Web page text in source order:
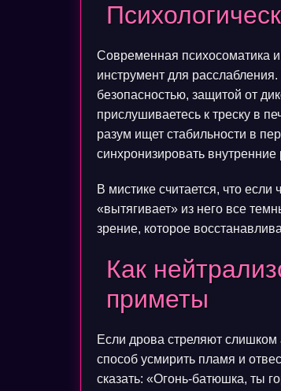
Современная психосоматика и
инструмент для
безопасностью, защитой от
прислушиваетесь к треску в
разум ищет стабильности в
синхронизировать
В мистике считается, что
«вытягивает» из него все
зрение, которое
Как
приметы
Если дрова стреляют слишком
способ усмирить пламя и
сказать: «Огонь-батюшка, ты